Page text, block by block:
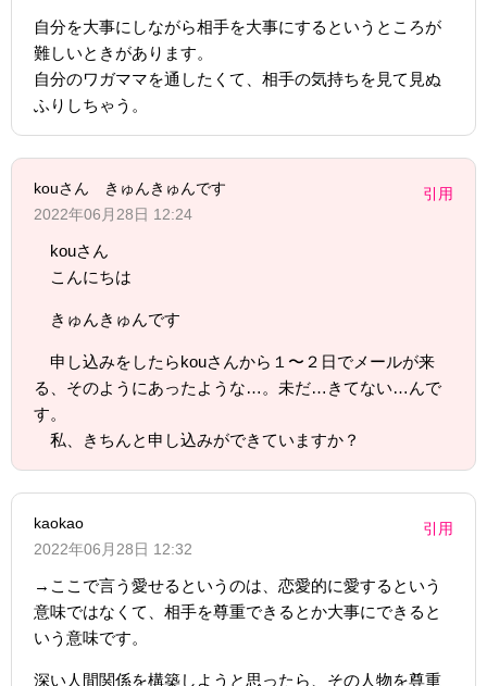
自分を大事にしながら相手を大事にするというところが
難しいときがあります。
自分のワガママを通したくて、相手の気持ちを見て見ぬ
ふりしちゃう。
kouさん きゅんきゅんです
2022年06月28日 12:24
引用
kouさん
こんにちは
きゅんきゅんです
申し込みをしたらkouさんから１〜２日でメールが来
る、そのようにあったような…。未だ…きてない…んで
す。
私、きちんと申し込みができていますか？
kaokao
2022年06月28日 12:32
引用
→ここで言う愛せるというのは、恋愛的に愛するという
意味ではなくて、相手を尊重できるとか大事にできると
いう意味です。
深い人間関係を構築しようと思ったら、その人物を尊重